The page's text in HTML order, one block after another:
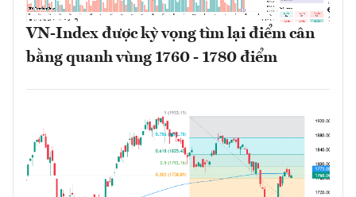
VN-Index được kỳ vọng tìm lại điểm cân
bằng quanh vùng 1760 - 1780 điểm